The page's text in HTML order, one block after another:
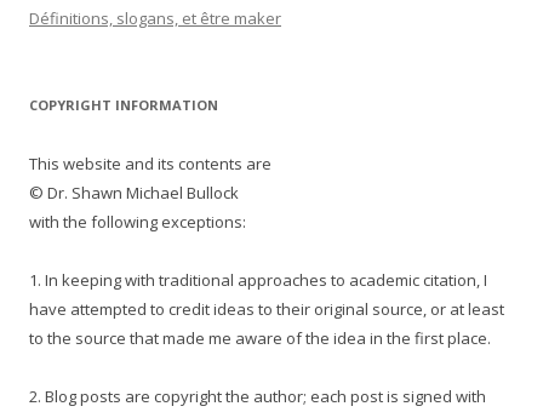
Définitions, slogans, et être maker
COPYRIGHT INFORMATION
This website and its contents are
© Dr. Shawn Michael Bullock
with the following exceptions:
1. In keeping with traditional approaches to academic citation, I
have attempted to credit ideas to their original source, or at least
to the source that made me aware of the idea in the first place.
2. Blog posts are copyright the author; each post is signed with